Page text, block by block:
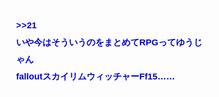
>>21
いや今はそういうのをまとめてRPGってゆうじ
ゃん
falloutスカイリムウィッチャーFf15……